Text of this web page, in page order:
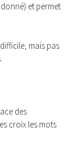
et permet
mais pas
des
croix les mots